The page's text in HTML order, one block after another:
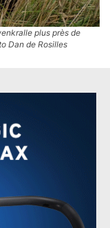
plus près de
Dan de Rosilles